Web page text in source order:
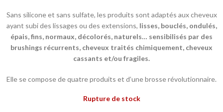
Sans silicone et sans sulfate, les produits sont adaptés aux cheveux
ayant subi des lissages ou des extensions, lisses, bouclés, ondulés,
épais, fins, normaux, décolorés, naturels… sensibilisés par des
brushings récurrents, cheveux traités chimiquement, cheveux
cassants et/ou fragiles.
Elle se compose de quatre produits et d’une brosse révolutionnaire.
Rupture de stock